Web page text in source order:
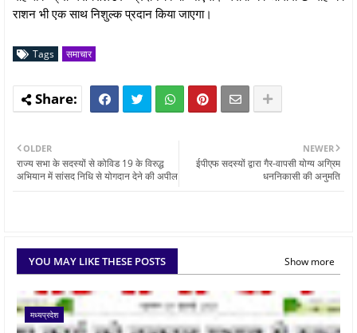
राशन भी एक साथ निशुल्क प्रदान किया जाएगा।
Tags समाचार
NEWER
ईपीएफ सदस्यों द्वारा गैर-वापसी योग्य अग्रिम
धननिकासी की अनुमति
OLDER
राज्य सभा के सदस्यों से कोविड 19 के विरुद्ध
अभियान में सांसद निधि से योगदान देने की अपील
YOU MAY LIKE THESE POSTS Show more
मध्यप्रदेश